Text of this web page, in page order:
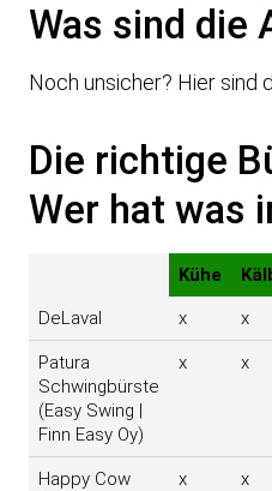
Was sind die
Noch unsicher? Hier sind
Die richtige
Wer hat was
Kühe
DeLaval
x x
Patura
Schwingbürste
(Easy Swing |
Finn Easy Oy)
x x
Happy Cow
x x